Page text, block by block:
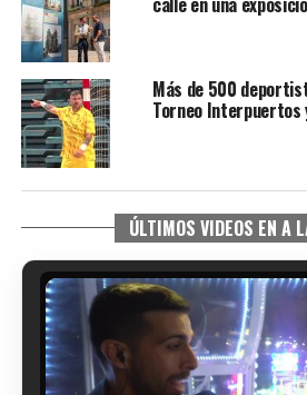
Más de 500
Torneo Interpuertos
ÚLTIMOS VIDEOS EN A